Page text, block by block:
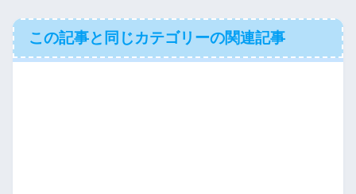
この記事と同じカテゴリーの関連記事